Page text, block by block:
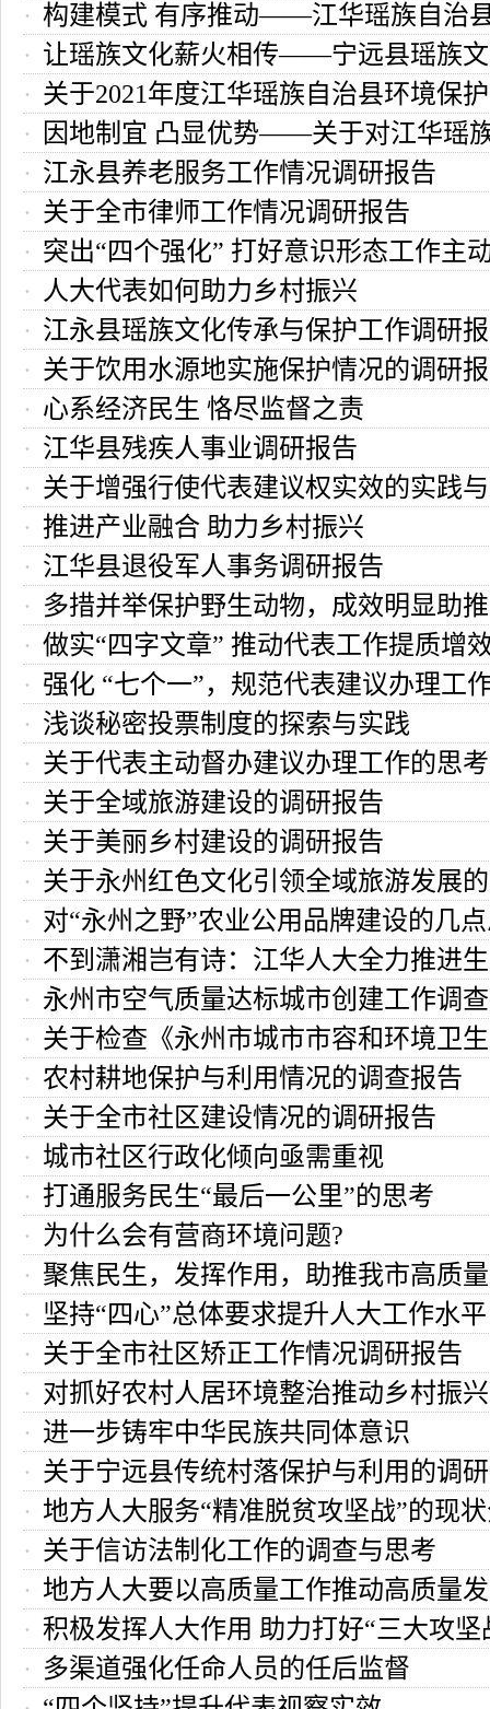
环境整治情况调研报告
构建模式 有序推动——江华瑶族自治
集中建房情况调研报告
让瑶族文化薪火相传——宁远县瑶族
保护调研报告
关于2021年度江华瑶族自治县环境保
的调研报告
因地制宜 凸显优势——关于对江华瑶
叶产业发展情况的调研报告
江永县养老服务工作情况调研报告
关于全市律师工作情况调研报告
突出“四个强化” 打好意识形态工作主
人大代表如何助力乡村振兴
江永县瑶族文化传承与保护工作调研
关于饮用水源地实施保护情况的调研
心系经济民生 恪尽监督之责
江华县残疾人事业调研报告
关于增强行使代表建议权实效的实践
推进产业融合 助力乡村振兴
江华县退役军人事务调研报告
多措并举保护野生动物，成效明显助
做实“四字文章” 推动代表工作提质增
强化 “七个一”，规范代表建议办理工
浅谈秘密投票制度的探索与实践
关于代表主动督办建议办理工作的思考
关于全域旅游建设的调研报告
关于美丽乡村建设的调研报告
关于永州红色文化引领全域旅游发展
对“永州之野”农业公用品牌建设的几
议不到潇湘岂有诗：江华人大全力推进
护永州市空气质量达标城市创建工作调
关于检查《永州市城市市容和环境卫
例》实施情况的报告
农村耕地保护与利用情况的调查报告
关于全市社区建设情况的调研报告
城市社区行政化倾向亟需重视
打通服务民生“最后一公里”的思考
为什么会有营商环境问题?
聚焦民生，发挥作用，助推我市高质
坚持“四心”总体要求提升人大工作水平
关于全市社区矫正工作情况调研报告
对抓好农村人居环境整治推动乡村振
的几点思考
进一步铸牢中华民族共同体意识
关于宁远县传统村落保护与利用的调
地方人大服务“精准脱贫攻坚战”的现
策研究
关于信访法制化工作的调查与思考
地方人大要以高质量工作推动高质量
积极发挥人大作用 助力打好“三大攻坚
多渠道强化任命人员的任后监督